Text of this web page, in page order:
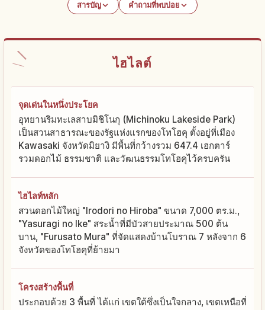
สารบัญ คำถามที่พบบ่อย
ไฮไลต์
จุดเด่นในหนึ่งประโยค
อุทยานริมทะเลสาบมิชิโนกุ (Michinoku Lakeside Park)
เป็นสวนสาธารณะของรัฐแห่งแรกของโทโฮคุ ตั้งอยู่ที่เมือง
Kawasaki จังหวัดมิยางิ มีพื้นที่กว้างรวม 647.4 เฮกตาร์
รวมดอกไม้ ธรรมชาติ และวัฒนธรรมโทโฮคุไว้ครบครัน
ไฮไลท์หลัก
สวนดอกไม้ใหญ่ "Irodori no Hiroba" ขนาด 7,000 ตร.ม.,
"Yasuragi no Ike" สระน้ำที่มีบัวสายประมาณ 500 ต้น
บาน, "Furusato Mura" ที่จัดแสดงบ้านโบราณ 7 หลังจาก 6
จังหวัดของโทโฮคุที่ย้ายมา
โครงสร้างพื้นที่
ประกอบด้วย 3 พื้นที่ ได้แก่ เขตใต้ซึ่งเป็นใจกลาง, เขตเหนือที่